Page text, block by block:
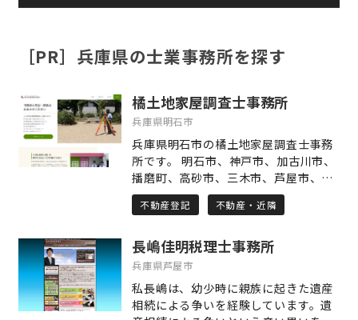
［PR］兵庫県の士業事務所を探す
橘土地家屋調査士事務所
兵庫県明石市
兵庫県明石市の橘土地家屋調査士事務
所です。 明石市、神戸市、加古川市、
播磨町、高砂市、三木市、芦屋市、西
宮市など、主に兵庫県の土地・建物の
登記・測量業務を行っております。 当
す。 相続した建物が登記されていなか
った場合や増築されていた場合、相続
地を相続人間で分割したい場合など、
司法書士と連携してお力添えをいたし
不動産登記 不動産・近隣
長嶋佳明税理士事務所
兵庫県芦屋市
私長嶋は、幼少時に親族に起きた遺産
相続による争いを経験しています。遺